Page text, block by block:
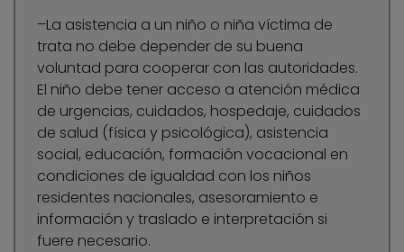
–La asistencia a un niño o niña víctima de
trata no debe depender de su buena
voluntad para cooperar con las autoridades.
El niño debe tener acceso a atención médica
de urgencias, cuidados, hospedaje, cuidados
de salud (física y psicológica), asistencia
social, educación, formación vocacional en
condiciones de igualdad con los niños
residentes nacionales, asesoramiento e
información y traslado e interpretación si
fuere necesario.